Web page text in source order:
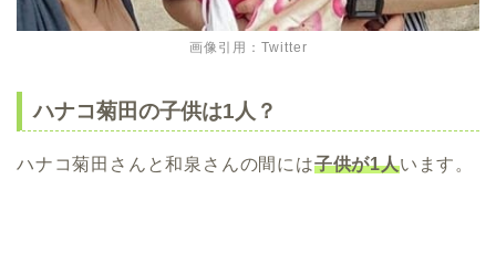
画像引用：Twitter
ハナコ菊田の子供は1人？
ハナコ菊田さんと和泉さんの間には子供が1人います。